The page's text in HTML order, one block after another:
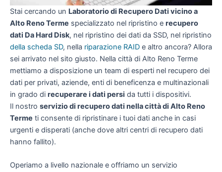
Stai cercando un Laboratorio di Recupero Dati vicino a
Alto Reno Terme specializzato nel ripristino e recupero
dati Da Hard Disk, nel ripristino dei dati da SSD, nel ripristino
della scheda SD, nella riparazione RAID e altro ancora? Allora
sei arrivato nel sito giusto. Nella città di Alto Reno Terme
mettiamo a disposizione un team di esperti nel recupero dei
dati per privati, aziende, enti di beneficenza e multinazionali
in grado di recuperare i dati persi da tutti i dispositivi.
Il nostro servizio di recupero dati nella città di Alto Reno
Terme ti consente di ripristinare i tuoi dati anche in casi
urgenti e disperati (anche dove altri centri di recupero dati
hanno fallito).
Operiamo a livello nazionale e offriamo un servizio